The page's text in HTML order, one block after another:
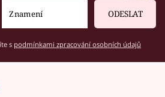
ODESLAT
s podmínkami zpracování osobních údajů